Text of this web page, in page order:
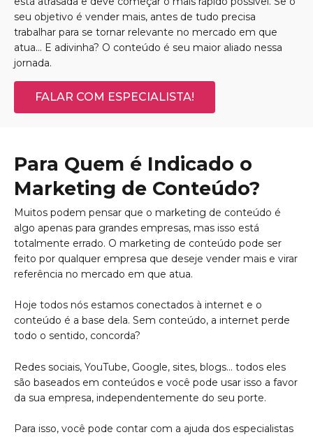
seu objetivo é vender mais, antes de tudo precisa
trabalhar para se tornar relevante no mercado em que
atua… E adivinha? O conteúdo é seu maior aliado nessa
jornada.
FALAR COM ESPECIALISTA!
Para Quem é Indicado o
Marketing de Conteúdo?
Muitos podem pensar que o marketing de conteúdo é
algo apenas para grandes empresas, mas isso está
totalmente errado. O marketing de conteúdo pode ser
feito por qualquer empresa que deseje vender mais e virar
referência no mercado em que atua.
Hoje todos nós estamos conectados à internet e o
conteúdo é a base dela. Sem conteúdo, a internet perde
todo o sentido, concorda?
Redes sociais, YouTube, Google, sites, blogs… todos eles
são baseados em conteúdos e você pode usar isso a favor
da sua empresa, independentemente do seu porte.
Para isso, você pode contar com a ajuda dos especialistas